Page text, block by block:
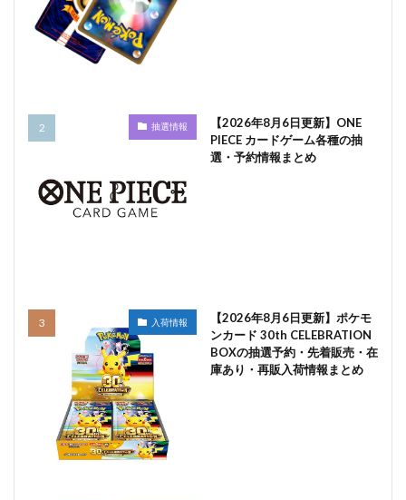
抽選情報
【2026年8月6日更新】ONE
PIECE カードゲーム各種の抽
選・予約情報まとめ
入荷情報
【2026年8月6日更新】ポケモ
ンカード 30th CELEBRATION
BOXの抽選予約・先着販売・在
庫あり・再販入荷情報まとめ